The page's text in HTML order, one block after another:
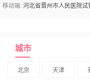
移动端: 河北省晋州市人民医院
城市
北京 天津